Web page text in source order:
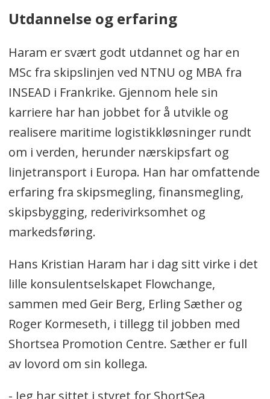
ASKO/Fjorårsvinner
- Øyvind Ludt, redaktør
Moderne Transport
Utdannelse og erfaring
Haram er svært godt utdannet og har en
MSc fra skipslinjen ved NTNU og MBA fra
INSEAD i Frankrike. Gjennom hele sin
karriere har han jobbet for å utvikle og
realisere maritime logistikkløsninger rundt
om i verden, herunder nærskipsfart og
linjetransport i Europa. Han har omfattende
erfaring fra skipsmegling, finansmegling,
skipsbygging, rederivirksomhet og
markedsføring.
Hans Kristian Haram har i dag sitt virke i det
lille konsulentselskapet Flowchange,
sammen med Geir Berg, Erling Sæther og
Roger Kormeseth, i tillegg til jobben med
Shortsea Promotion Centre. Sæther er full
av lovord om sin kollega.
- Jeg har sittet i styret for ShortSea